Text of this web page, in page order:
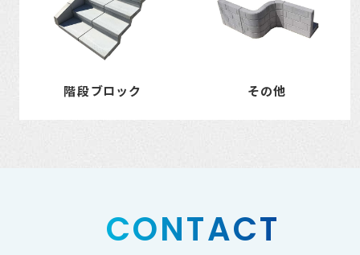
階段ブロック その他
CONTACT